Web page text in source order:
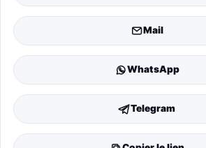
Mail
WhatsApp
Telegram